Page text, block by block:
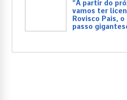
“A partir do
vamos ter
Rovisco Pais,
passo